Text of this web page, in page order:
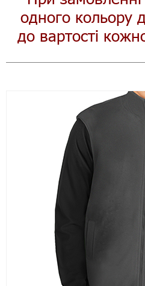
одного кольору
до вартості